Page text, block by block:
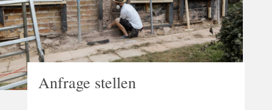
Anfrage stellen